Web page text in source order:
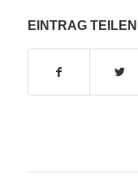
EINTRAG TEILEN